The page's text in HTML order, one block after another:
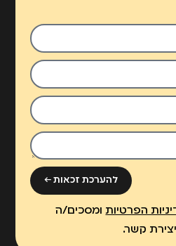
הפרטיותומסכים/ה
קשר.
להערכת זכאות ←